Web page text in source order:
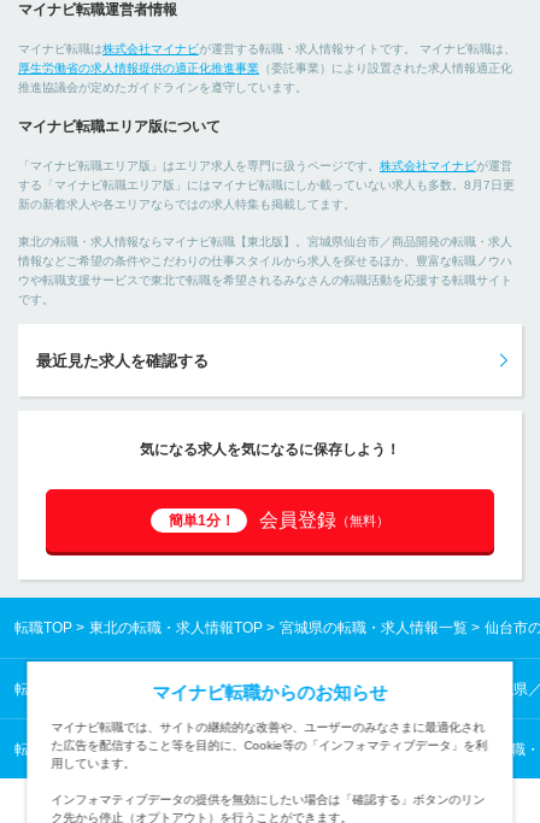
マイナビ転職運営者情報
マイナビ転職は株式会社マイナビが運営する転職・求人情報サイトです。 マイナビ転職は、
厚生労働省の求人情報提供の適正化推進事業 （委託事業）により設置された求人情報適正化
推進協議会が定めたガイドラインを遵守しています。
マイナビ転職エリア版について
「マイナビ転職エリア版」はエリア求人を専門に扱うページです。 株式会社マイナビが運営
する「マイナビ転職エリア版」にはマイナビ転職にしか載っていない求人も多数。8月7日更
新の新着求人や各エリアならではの求人特集も掲載してます。
東北の転職・求人情報ならマイナビ転職【東北版】。宮城県仙台市／商品開発の転職・求人
情報などご希望の条件やこだわりの仕事スタイルから求人を探せるほか、豊富な転職ノウハ
ウや転職支援サービスで東北で転職を希望されるみなさんの転職活動を応援する転職サイト
です。
最近見た求人を確認する
気になる求人を気になるに保存しよう！
簡単1分！ 会員登録 （無料）
転職TOP 東北の転職・求人情報TOP 宮城県の転職・求人情報一覧 仙台市
転職TOP 東北の転職・求人情報TOP 宮城県の転職・求人情報一覧 宮城県
転職TOP 医薬・食品・化学・素材から探す 医薬・食品・化学・素材の転職
マイナビ転職からのお知らせ
マイナビ転職では、サイトの継続的な改善や、ユーザーのみなさまに最適化され
た広告を配信すること等を目的に、Cookie等の「インフォマティブデータ」を利
用しています。
インフォマティブデータの提供を無効にしたい場合は「確認する」ボタンのリン
ク先から停止（オプトアウト）を行うことができます。